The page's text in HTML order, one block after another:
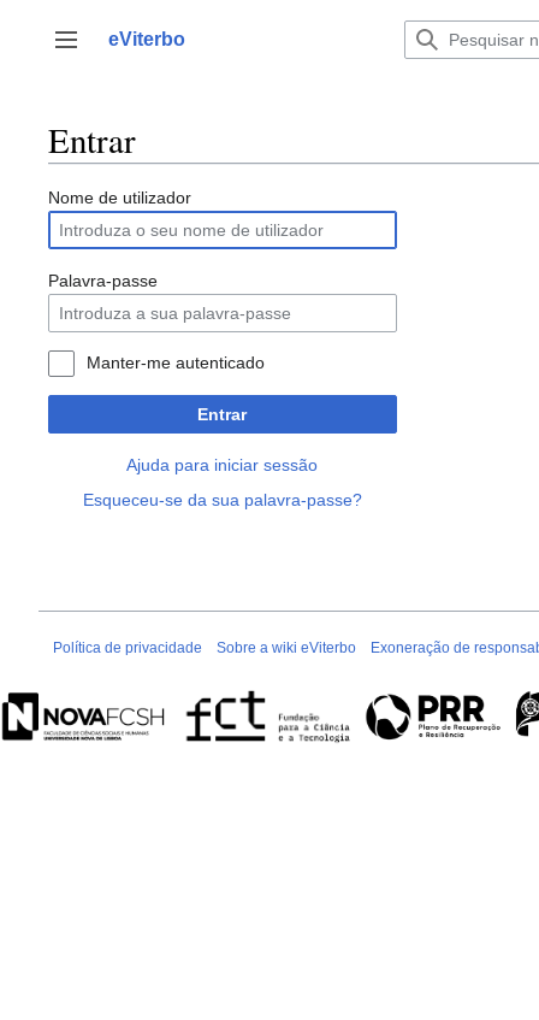
para
Alternar barra lateral
eViterbo
Entrar
Nome de utilizador
Palavra-passe
Manter-me autenticado
Entrar
Ajuda para iniciar sessão
Esqueceu-se da sua palavra-passe?
Política de privacidade Sobre a wiki eViterbo Exoneração de